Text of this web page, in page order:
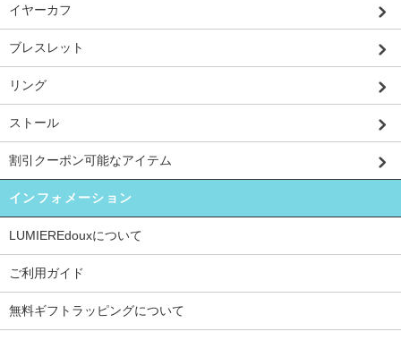
イヤーカフ
ブレスレット
リング
ストール
割引クーポン可能なアイテム
インフォメーション
LUMIEREdouxについて
ご利用ガイド
無料ギフトラッピングについて